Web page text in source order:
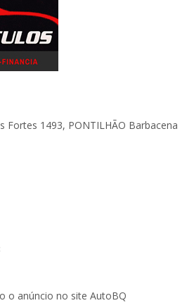
Fortes 1493, PONTILHÃO Barbacena
o anúncio no site AutoBQ